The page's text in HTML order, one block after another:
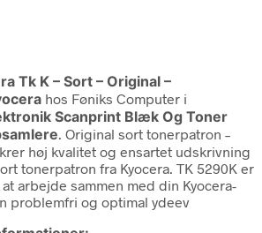
Tk K – Sort – Original –
hos Føniks Computer i
Scanprint Blæk Og Toner
. Original sort tonerpatron –
høj kvalitet og ensartet udskrivning
tonerpatron fra Kyocera. TK 5290K er
arbejde sammen med din Kyocera-
problemfri og optimal ydeev